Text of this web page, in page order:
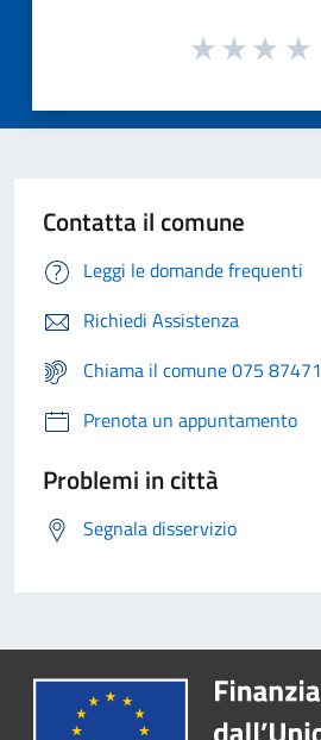
Contatta il comune
Leggi le domande frequenti
Richiedi Assistenza
Chiama il comune 075 87471
Prenota un appuntamento
Problemi in città
Segnala disservizio